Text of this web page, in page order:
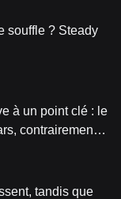
souffle ? Steady
à un point clé : le
contrairement à
tandis que